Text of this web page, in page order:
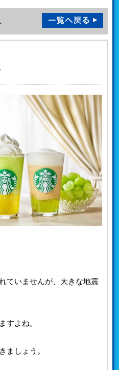
ていませんが、大きな地震
すよね。
ましょう。